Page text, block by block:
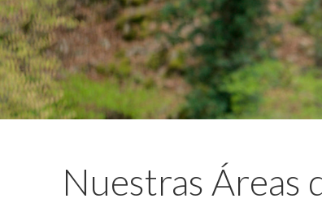
Nuestras Áreas